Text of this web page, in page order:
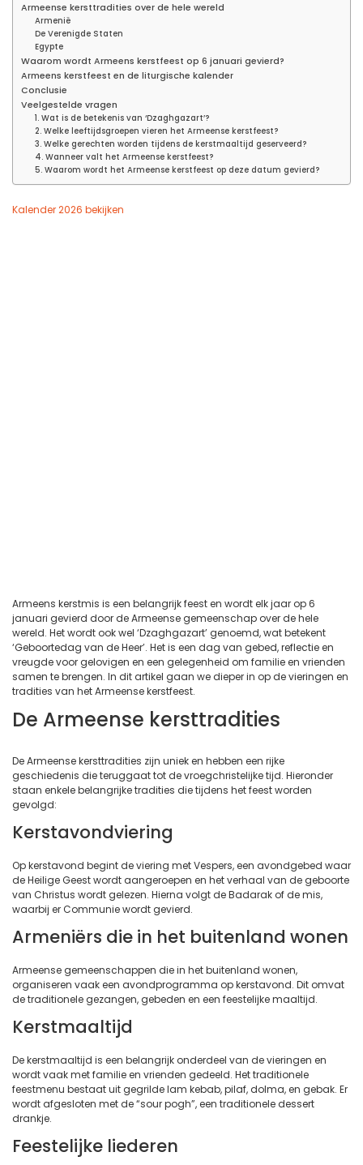
Armeense kersttradities over de hele wereld
Armenië
De Verenigde Staten
Egypte
Waarom wordt Armeens kerstfeest op 6 januari gevierd?
Armeens kerstfeest en de liturgische kalender
Conclusie
Veelgestelde vragen
1. Wat is de betekenis van ‘Dzaghgazart’?
2. Welke leeftijdsgroepen vieren het Armeense kerstfeest?
3. Welke gerechten worden tijdens de kerstmaaltijd geserveerd?
4. Wanneer valt het Armeense kerstfeest?
5. Waarom wordt het Armeense kerstfeest op deze datum gevierd?
Kalender 2026 bekijken
Armeens kerstmis is een belangrijk feest en wordt elk jaar op 6
januari gevierd door de Armeense gemeenschap over de hele
wereld. Het wordt ook wel ‘Dzaghgazart’ genoemd, wat betekent
‘Geboortedag van de Heer’. Het is een dag van gebed, reflectie en
vreugde voor gelovigen en een gelegenheid om familie en vrienden
samen te brengen. In dit artikel gaan we dieper in op de vieringen en
tradities van het Armeense kerstfeest.
De Armeense kersttradities
De Armeense kersttradities zijn uniek en hebben een rijke
geschiedenis die teruggaat tot de vroegchristelijke tijd. Hieronder
staan enkele belangrijke tradities die tijdens het feest worden
gevolgd:
Kerstavondviering
Op kerstavond begint de viering met Vespers, een avondgebed waar
de Heilige Geest wordt aangeroepen en het verhaal van de geboorte
van Christus wordt gelezen. Hierna volgt de Badarak of de mis,
waarbij er Communie wordt gevierd.
Armeniërs die in het buitenland wonen
Armeense gemeenschappen die in het buitenland wonen,
organiseren vaak een avondprogramma op kerstavond. Dit omvat
de traditionele gezangen, gebeden en een feestelijke maaltijd.
Kerstmaaltijd
De kerstmaaltijd is een belangrijk onderdeel van de vieringen en
wordt vaak met familie en vrienden gedeeld. Het traditionele
feestmenu bestaat uit gegrilde lam kebab, pilaf, dolma, en gebak. Er
wordt afgesloten met de “sour pogh”, een traditionele dessert
drankje.
Feestelijke liederen